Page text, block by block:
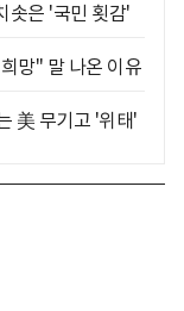
솟은 '국민 횟감'
망" 말 나온 이유
美 무기고 '위태'